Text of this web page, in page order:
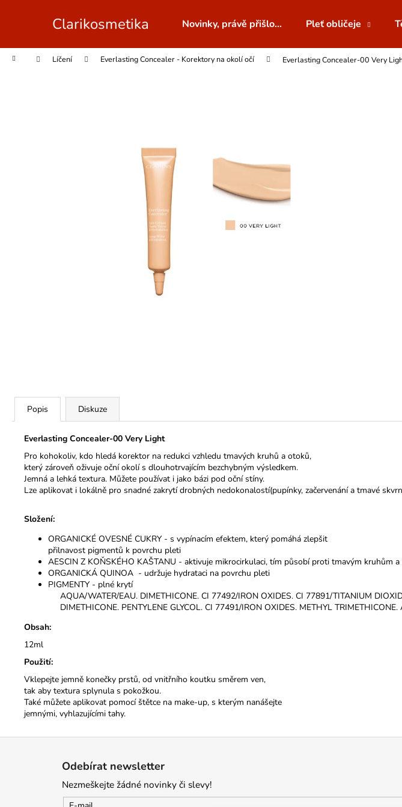
Clarikosmetika Novinky, právě přišlo... Pleť obličeje
Domů Líčení Everlasting Concealer - Korektory na okolí očí Everlasting Concealer-00 Very
Popis Diskuze
Everlasting Concealer-00 Very Light
Pro kohokoliv, kdo hledá korektor na redukci vzhledu tmavých kruhů a otoků,
který zároveň oživuje oční okolí s dlouhotrvajícím bezchybným výsledkem.
Jemná a lehká textura. Můžete používat i jako bázi pod oční stíny.
Lze aplikovat i lokálně pro snadné zakrytí drobných nedokonalostí(pupínky, začervenání a tmavé
Složení:
ORGANICKÉ OVESNÉ CUKRY - s vypínacím efektem, který pomáhá zlepšit
přilnavost pigmentů k povrchu pleti
AESCIN Z KOŇSKÉHO KAŠTANU - aktivuje mikrocirkulaci, tím působí proti tmavým kruhům
ORGANICKÁ QUINOA - udržuje hydrataci na povrchu pleti
PIGMENTY - plné krytí
AQUA/WATER/EAU. DIMETHICONE. CI 77492/IRON OXIDES. CI 77891/TITANIUM
DIMETHICONE. PENTYLENE GLYCOL. CI 77491/IRON OXIDES. METHYL
Obsah:
12ml
Použití:
Vklepejte jemně konečky prstů, od vnitřního koutku směrem ven,
tak aby textura splynula s pokožkou.
Také můžete aplikovat pomocí štětce na make-up, s kterým nanášejte
jemnými, vyhlazujícími tahy.
í
Zpět
do
obchodu
Zpět
do
obchodu
Co potřebujete
Odebírat newsletter
Nezmeškejte žádné novinky či slevy!